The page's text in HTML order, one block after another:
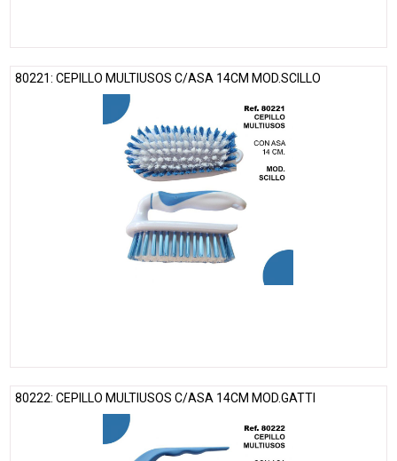
80221: CEPILLO MULTIUSOS C/ASA 14CM MOD.SCILLO
80222: CEPILLO MULTIUSOS C/ASA 14CM MOD.GATTI